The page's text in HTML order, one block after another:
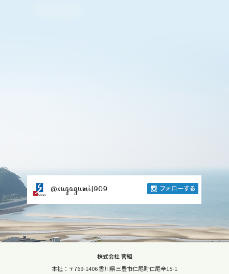
株式会社 菅組
本社：〒769-1406 香川県三豊市仁尾町仁尾辛15-1